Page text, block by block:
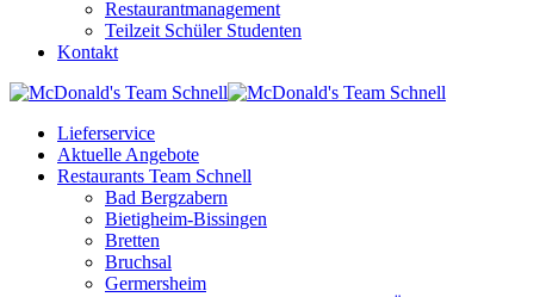
Restaurantmanagement
Teilzeit Schüler Studenten
Kontakt
Lieferservice
Aktuelle Angebote
Restaurants Team Schnell
Bad Bergzabern
Bietigheim-Bissingen
Bretten
Bruchsal
Germersheim